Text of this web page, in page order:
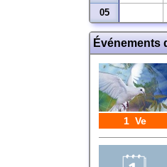
05
Événements
1 Ve